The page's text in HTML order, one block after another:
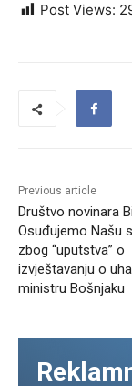
Post Views:
Previous article
Društvo novinara
Osuđujemo Našu
zbog “uputstva” o
izvještavanju o
ministru Bošnjaku